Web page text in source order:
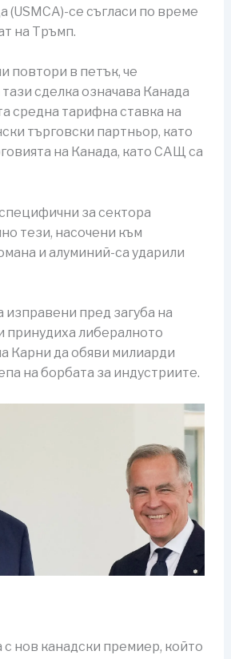
(USMCA)-се съгласи по време
на Тръмп.
повтори в петък, че
сделка означава Канада
средна тарифна ставка на
търговски партньор, като
на Канада, като САЩ са
за сектора
тези, насочени към
и алуминий-са ударили
изправени пред загуба на
принудиха либералното
Карни да обяви милиарди
на борбата за индустриите.
нов канадски премиер, който